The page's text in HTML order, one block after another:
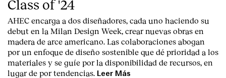
Class of '24
AHEC encarga a dos diseñadores, cada uno haciendo su
debut en la Milan Design Week, crear nuevas obras en
madera de arce americano. Las colaboraciones abogan
por un enfoque de diseño sostenible que dé prioridad a los
materiales y se guíe por la disponibilidad de recursos, en
lugar de por tendencias. Leer Más